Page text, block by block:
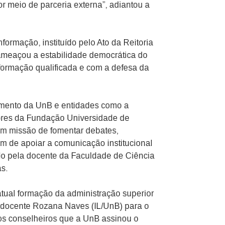
meio de parceria externa”, adiantou a
instituído pelo Ato da Reitoria
a estabilidade democrática do
qualificada e com a defesa da
da UnB e entidades como a
da Fundação Universidade de
missão de fomentar debates,
de apoiar a comunicação institucional
pela docente da Faculdade de Ciência
formação da administração superior
Rozana Naves (IL/UnB) para o
conselheiros que a UnB assinou o